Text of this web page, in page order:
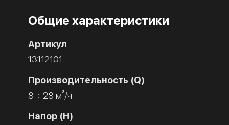
Общие характеристики
Артикул
13112101
Производительность (Q)
8 ÷ 28 м³/ч
Напор (H)